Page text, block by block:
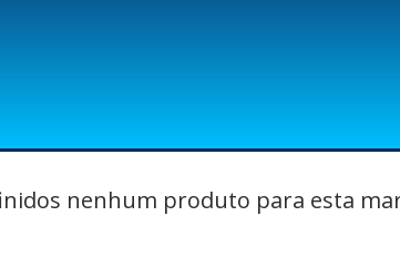
nenhum produto para esta